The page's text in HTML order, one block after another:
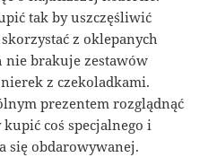
tak by uszczęśliwić
z oklepanych
nie brakuje zestawów
z czekoladkami.
prezentem rozglądnąć
coś specjalnego i
się obdarowywanej.